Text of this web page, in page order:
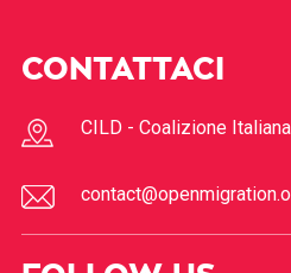
CONTATTACI
CILD - Coalizione